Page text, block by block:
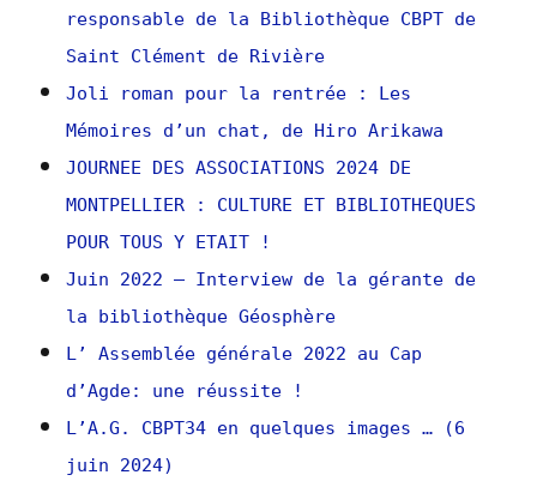
responsable de la Bibliothèque CBPT de
Saint Clément de Rivière
Joli roman pour la rentrée : Les
Mémoires d’un chat, de Hiro Arikawa
JOURNEE DES ASSOCIATIONS 2024 DE
MONTPELLIER : CULTURE ET BIBLIOTHEQUES
POUR TOUS Y ETAIT !
Juin 2022 – Interview de la gérante de
la bibliothèque Géosphère
L’ Assemblée générale 2022 au Cap
d’Agde: une réussite !
L’A.G. CBPT34 en quelques images … (6
juin 2024)